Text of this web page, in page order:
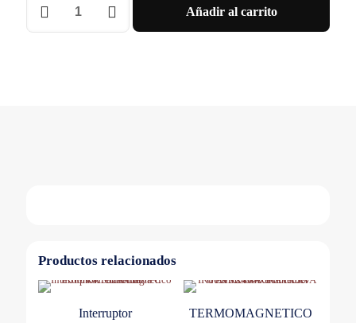
TERMOMAGNETICO
IC60N
Añadir al carrito
Productos relacionados
Interruptor
TERMOMAGNETICO